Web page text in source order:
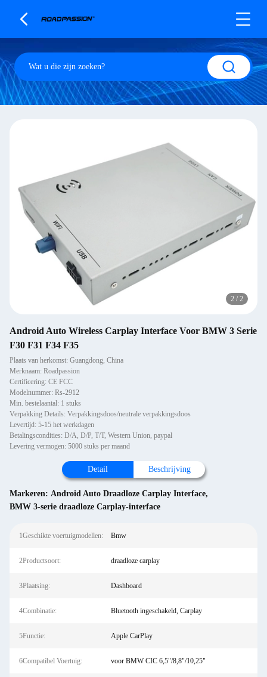
2 / 2
Android Auto Wireless Carplay Interface Voor BMW 3 Serie
F30 F31 F34 F35
Plaats van herkomst: Guangdong, China
Merknaam: Roadpassion
Certificering: CE FCC
Modelnummer: Rs-2912
Min. bestelaantal: 1 stuks
Verpakking Details: Verpakkingsdoos/neutrale verpakkingsdoos
Levertijd: 5-15 het werkdagen
Betalingscondities: D/A, D/P, T/T, Western Union, paypal
Levering vermogen: 5000 stuks per maand
Detail Beschrijving
Markeren: Android Auto Draadloze Carplay Interface,
BMW 3-serie draadloze Carplay-interface
1Geschikte voertuigmodellen: Bmw
2Productsoort: draadloze carplay
3Plaatsing: Dashboard
4Combinatie: Bluetooth ingeschakeld, Carplay
5Functie: Apple CarPlay
6Compatibel Voertuig: voor BMW CIC 6,5"/8,8"/10,25"